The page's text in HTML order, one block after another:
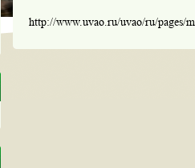
http://www.uvao.ru/uvao/ru/pages/